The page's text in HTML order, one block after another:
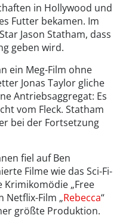
in Hollywood und
Futter bekamen. Im
Jason Statham, dass
geben wird.
ein Meg-Film ohne
Jonas Taylor gliche
Antriebsaggregat: Es
vom Fleck. Statham
bei der Fortsetzung
fiel auf Ben
Filme wie das Sci-Fi-
Krimikomödie „Free
Netflix-Film „Rebecca“
größte Produktion.